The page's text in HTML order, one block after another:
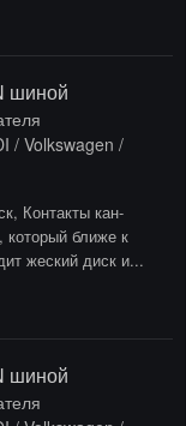
шиной
/ Volkswagen /
Контакты кан-
который ближе к
жеский диск и...
шиной